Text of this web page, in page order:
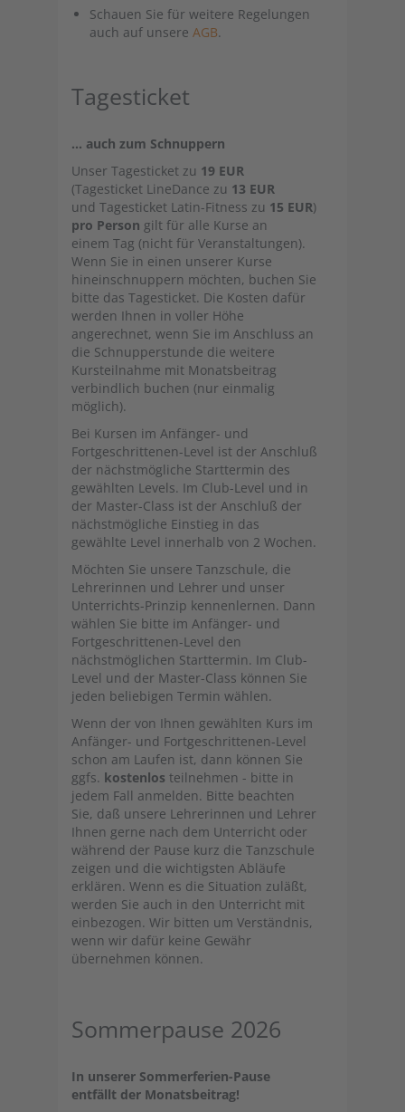
Schauen Sie für weitere Regelungen
auch auf unsere AGB.
Tagesticket
... auch zum Schnuppern
Unser Tagesticket zu 19 EUR
(Tagesticket LineDance zu 13 EUR
und Tagesticket Latin-Fitness zu 15 EUR)
pro Person gilt für alle Kurse an
einem Tag (nicht für Veranstaltungen).
Wenn Sie in einen unserer Kurse
hineinschnuppern möchten, buchen Sie
bitte das Tagesticket. Die Kosten dafür
werden Ihnen in voller Höhe
angerechnet, wenn Sie im Anschluss an
die Schnupperstunde die weitere
Kursteilnahme mit Monatsbeitrag
verbindlich buchen (nur einmalig
möglich).
Bei Kursen im Anfänger- und
Fortgeschrittenen-Level ist der Anschluß
der nächstmögliche Starttermin des
gewählten Levels. Im Club-Level und in
der Master-Class ist der Anschluß der
nächstmögliche Einstieg in das
gewählte Level innerhalb von 2 Wochen.
Möchten Sie unsere Tanzschule, die
Lehrerinnen und Lehrer und unser
Unterrichts-Prinzip kennenlernen. Dann
wählen Sie bitte im Anfänger- und
Fortgeschrittenen-Level den
nächstmöglichen Starttermin. Im Club-
Level und der Master-Class können Sie
jeden beliebigen Termin wählen.
Wenn der von Ihnen gewählten Kurs im
Anfänger- und Fortgeschrittenen-Level
schon am Laufen ist, dann können Sie
ggfs. kostenlos teilnehmen - bitte in
jedem Fall anmelden. Bitte beachten
Sie, daß unsere Lehrerinnen und Lehrer
Ihnen gerne nach dem Unterricht oder
während der Pause kurz die Tanzschule
zeigen und die wichtigsten Abläufe
erklären. Wenn es die Situation zuläßt,
werden Sie auch in den Unterricht mit
einbezogen. Wir bitten um Verständnis,
wenn wir dafür keine Gewähr
übernehmen können.
Sommerpause 2026
In unserer Sommerferien-Pause
entfällt der Monatsbeitrag!